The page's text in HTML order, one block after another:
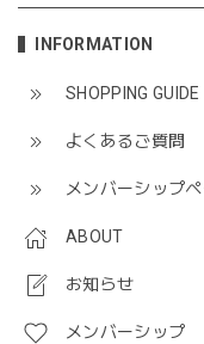
INFORMATION
SHOPPING GUIDE
よくあるご質問
メンバーシップ
ABOUT
お知らせ
メンバーシップ